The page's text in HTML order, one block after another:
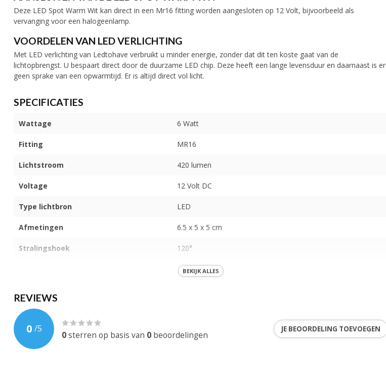
Deze LED Spot Warm Wit kan direct in een Mr16 fitting worden aangesloten op 12 Volt, bijvoorbeeld als
vervanging voor een halogeenlamp.
VOORDELEN VAN LED VERLICHTING
Met LED verlichting van Ledtohave verbruikt u minder energie, zonder dat dit ten koste gaat van de
lichtopbrengst. U bespaart direct door de duurzame LED chip. Deze heeft een lange levensduur en daarnaast is er
geen sprake van een opwarmtijd. Er is altijd direct vol licht.
SPECIFICATIES
Wattage 6 Watt
Fitting MR16
Lichtstroom 420 lumen
Voltage 12 Volt DC
Type lichtbron LED
Afmetingen 6.5 x 5 x 5 cm
Stralingshoek 120°
IP 40
Behuizing
Dimbaar
EAN-code
BEKIJK ALLES
REVIEWS
0 /5
0sterren op basis van 0 beoordelingen
JE BEOORDELING TOEVOEGEN